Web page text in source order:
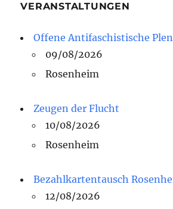
VERANSTALTUNGEN
Offene Antifaschistische
09/08/2026
Rosenheim
Zeugen der Flucht
10/08/2026
Rosenheim
Bezahlkartentausch
12/08/2026